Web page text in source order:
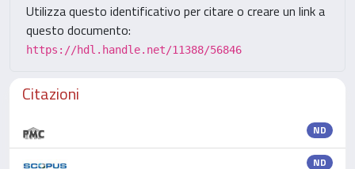
Utilizza questo identificativo per citare o creare un link a
questo documento:
https://hdl.handle.net/11388/56846
Citazioni
ND
ND